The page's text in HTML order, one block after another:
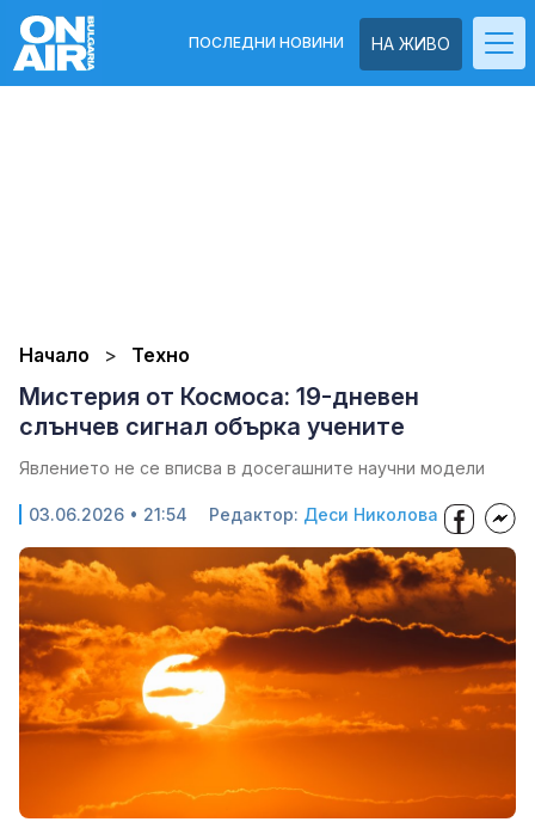
НА ЖИВО
ПОСЛЕДНИ НОВИНИ
Начало Техно
Мистерия от Космоса: 19-дневен
слънчев сигнал обърка учените
Явлението не се вписва в досегашните научни модели
03.06.2026 • 21:54 Редактор: Деси Николова